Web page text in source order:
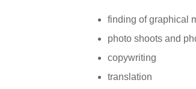
finding of graphical
photo shoots and
copywriting
translation